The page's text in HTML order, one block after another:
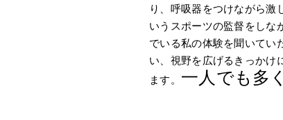
り、呼吸器をつけながら激
いうスポーツの監督をしな
でいる私の体験を聞いてい
い、視野を広げるきっかけ
ます。 一人でも多